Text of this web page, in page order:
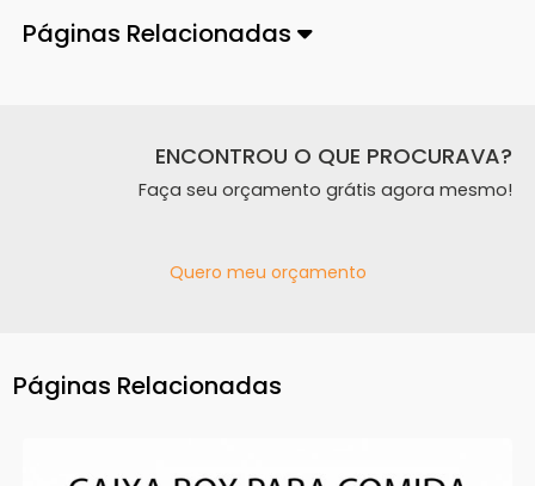
Páginas Relacionadas
ENCONTROU O QUE PROCURAVA?
Faça seu orçamento grátis agora mesmo!
Quero meu orçamento
Páginas Relacionadas